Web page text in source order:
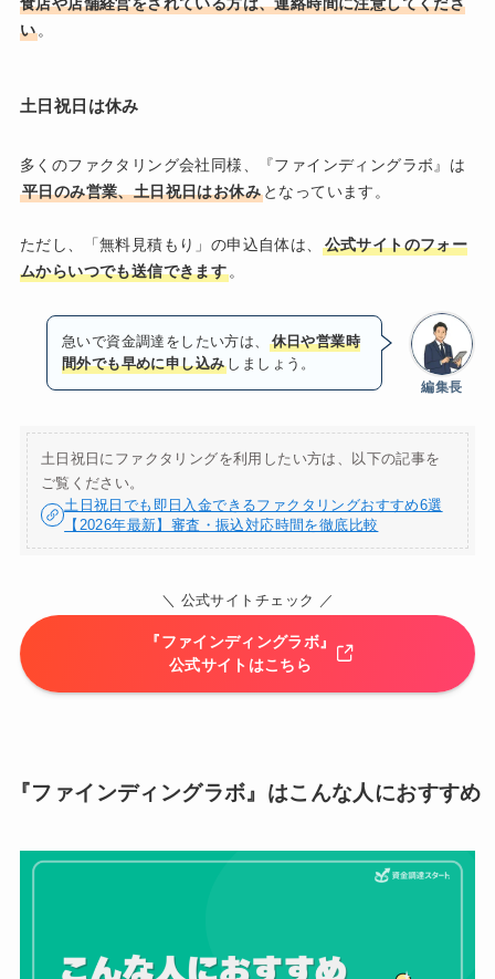
い 。
土日祝日は休み
多くのファクタリング会社同様、『ファインディングラボ』は
平日のみ営業、土日祝日はお休みとなっています。
ただし、「無料見積もり」の申込自体は、
公式サイトのフォー
ムからいつでも送信できます 。
編集長
急いで資金調達をしたい方は、
休日や営業時
間外でも早めに申し込み しましょう。
土日祝日にファクタリングを利用したい方は、以下の記事を
ご覧ください。
土日祝日でも即日入金できるファクタリングおすすめ6選
【2026年最新】審査・振込対応時間を徹底比較
＼ 公式サイトチェック ／
『ファインディングラボ』
公式サイトはこちら
『ファインディングラボ』はこんな人におすすめ